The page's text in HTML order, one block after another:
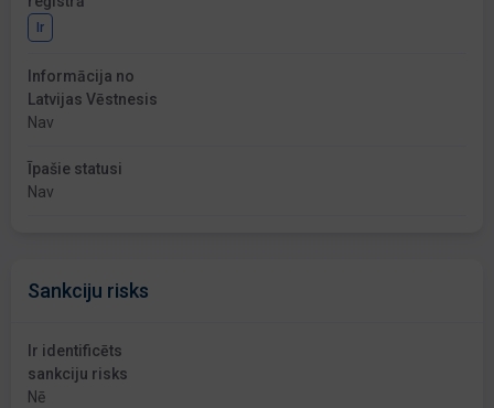
Ir
Informācija no
Latvijas Vēstnesis
Nav
Īpašie statusi
Nav
Sankciju risks
Ir identificēts
sankciju risks
Nē